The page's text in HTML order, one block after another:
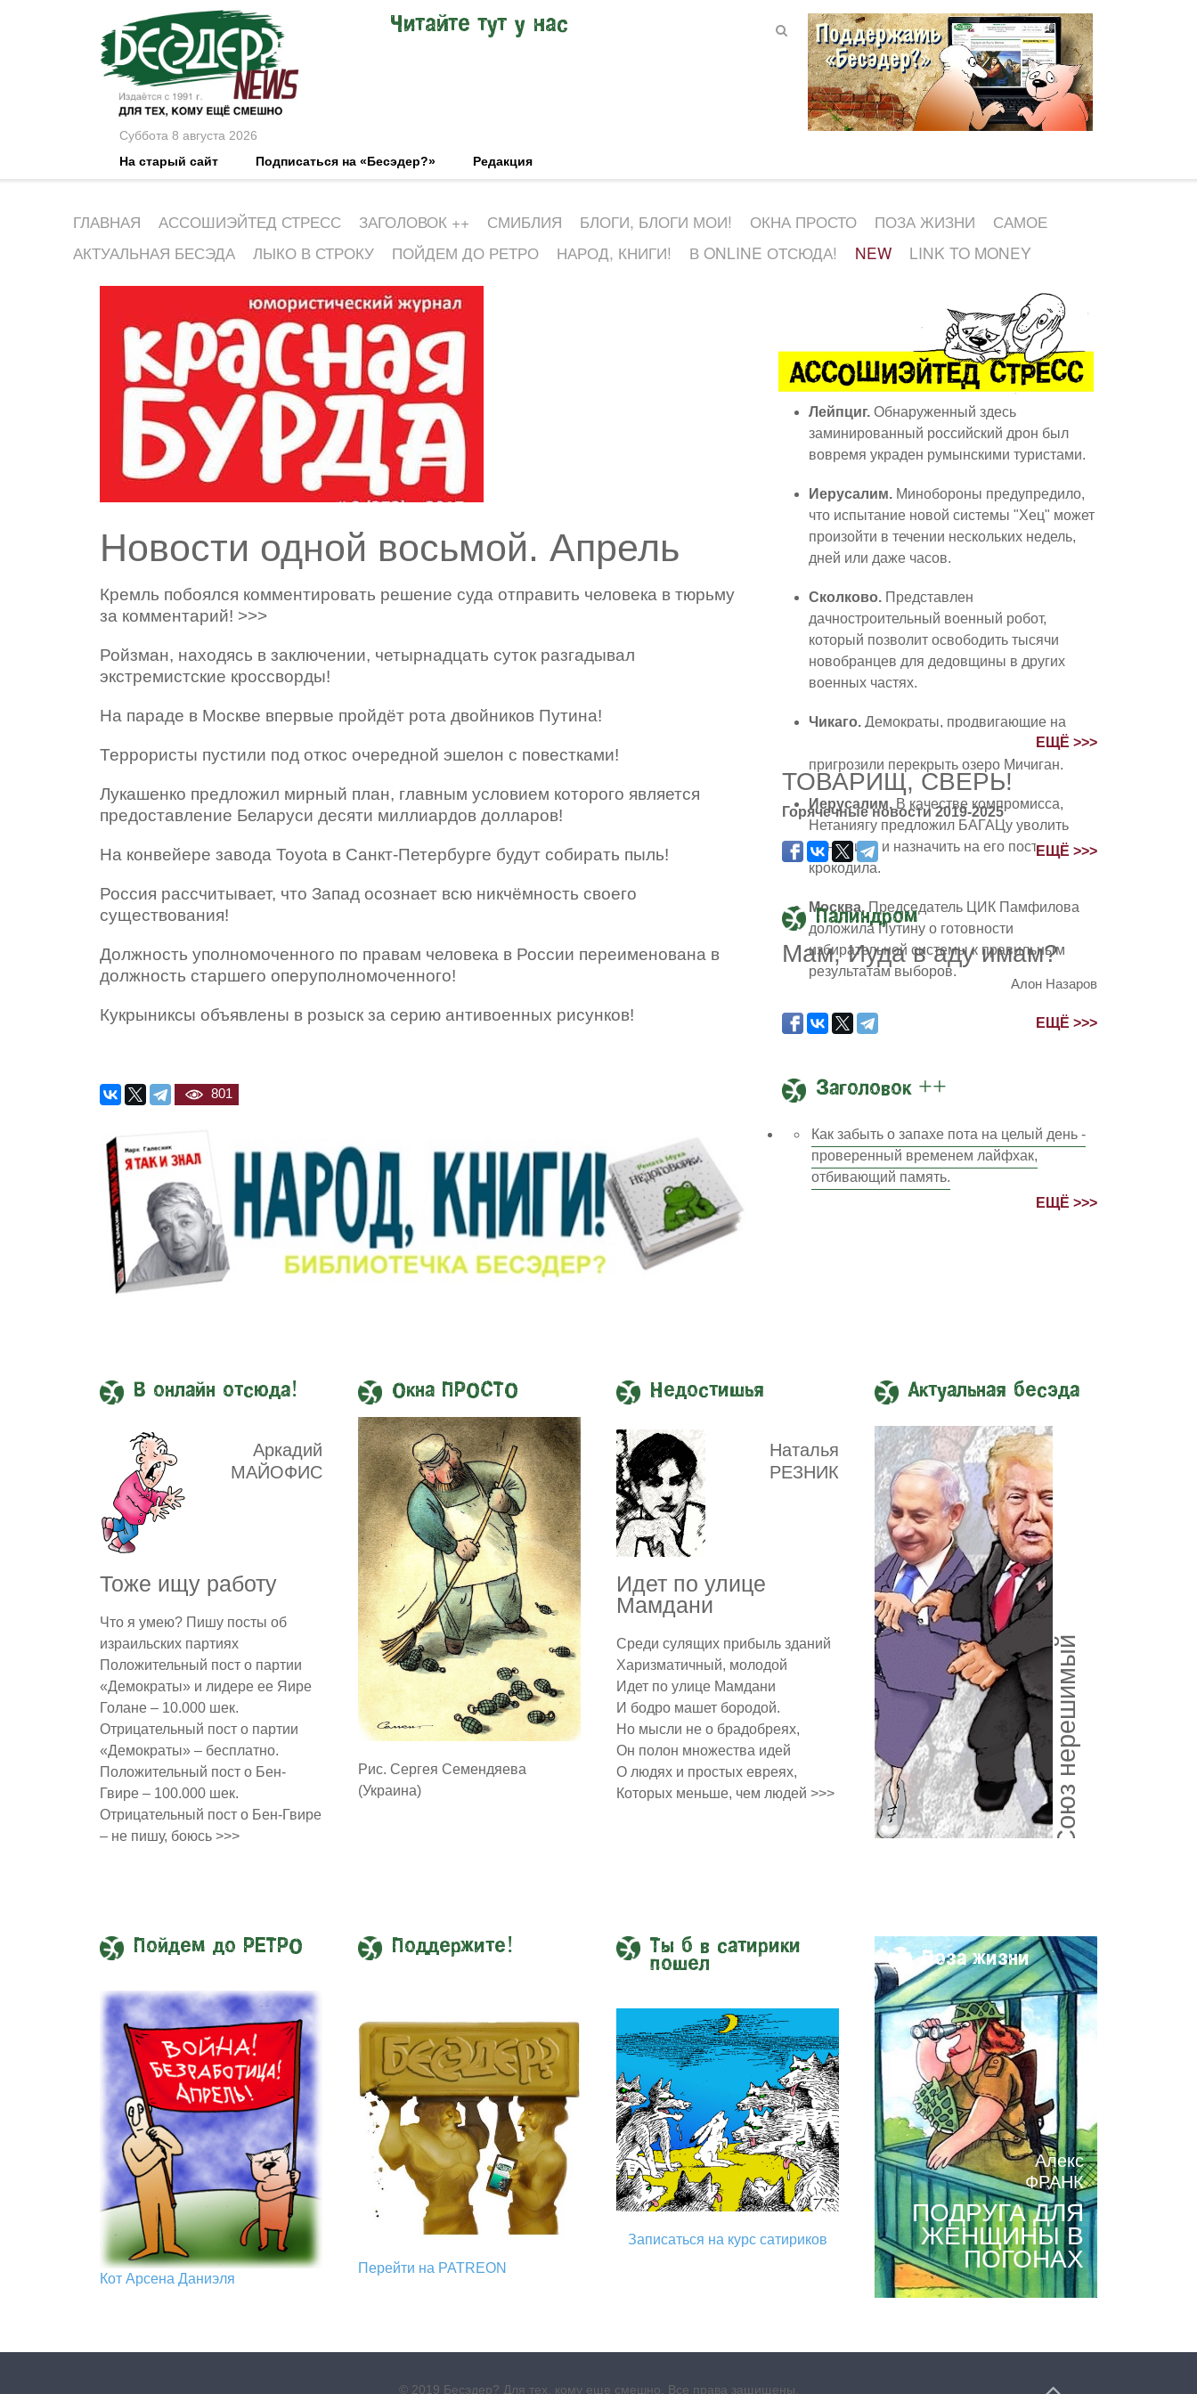
Суббота 8 августа 2026
Читайте тут у нас
На старый сайт Подписаться на «Бесэдер?» Редакция
ГЛАВНАЯ АССОШИЭЙТЕД СТРЕСС ЗАГОЛОВОК ++ СМИБЛИЯ БЛОГИ, БЛОГИ МОИ! ОКНА ПРОСТО ПОЗА ЖИЗНИ
САМОЕ
АКТУАЛЬНАЯ БЕСЭДА
ЛЫКО В СТРОКУ ПОЙДЕМ ДО РЕТРО НАРОД, КНИГИ! В ONLINE ОТСЮДА! NEW LINK TO MONEY
Новости одной восьмой. Апрель
Кремль побоялся комментировать решение суда отправить человека в тюрьму
за комментарий! >>>
Ройзман, находясь в заключении, четырнадцать суток разгадывал
экстремистские кроссворды!
На параде в Москве впервые пройдёт рота двойников Путина!
Террористы пустили под откос очередной эшелон с повестками!
Лукашенко предложил мирный план, главным условием которого является
предоставление Беларуси десяти миллиардов долларов!
На конвейере завода Toyota в Санкт-Петербурге будут собирать пыль!
Россия рассчитывает, что Запад осознает всю никчёмность своего
существования!
Должность уполномоченного по правам человека в России переименована в
должность старшего оперуполномоченного!
Кукрыниксы объявлены в розыск за серию антивоенных рисунков!
801
Лейпциг. Обнаруженный здесь
заминированный российский дрон был
вовремя украден румынскими туристами.
Иерусалим. Минобороны предупредило,
что испытание новой системы "Хец" может
произойти в течении нескольких недель,
дней или даже часов.
Сколково. Представлен
дачностроительный военный робот,
который позволит освободить тысячи
новобранцев для дедовщины в других
военных частях.
Чикаго. Демократы, продвигающие на
пост мэра антиизраильского кандидата,
пригрозили перекрыть озеро Мичиган.
Иерусалим. В качестве компромисса,
Нетаниягу предложил БАГАЦу уволить
Бен-Гвира и назначить на его пост
крокодила.
Москва. Председатель ЦИК Памфилова
доложила Путину о готовности
избирательной системы к правильным
результатам выборов.
ЕЩЁ >>>
ТОВАРИЩ, СВЕРЬ!
Горячечные новости 2019-2025
ЕЩЁ >>>
Палиндром
Мам, Иуда в аду имам?
Алон Назаров
ЕЩЁ >>>
Заголовок ++
Как забыть о запахе пота на целый день -
проверенный временем лайфхак,
отбивающий память.
ЕЩЁ >>>
В онлайн отсюда!
Аркадий
МАЙОФИС
Тоже ищу работу
Что я умею? Пишу посты об
израильских партиях
Положительный пост о партии
«Демократы» и лидере ее Яире
Голане – 10.000 шек.
Отрицательный пост о партии
«Демократы» – бесплатно.
Положительный пост о Бен-
Гвире – 100.000 шек.
Отрицательный пост о Бен-Гвире
– не пишу, боюсь >>>
Окна ПРОСТО
Рис. Сергея Семендяева
(Украина)
Недостишья
Наталья
РЕЗНИК
Идет по улице
Мамдани
Среди сулящих прибыль зданий
Харизматичный, молодой
Идет по улице Мамдани
И бодро машет бородой.
Но мысли не о брадобреях,
Он полон множества идей
О людях и простых евреях,
Которых меньше, чем людей >>>
Актуальная бесэда
Союз нерешимый
Пойдем до РЕТРО
Кот Арcена Даниэля
Поддержите!
Перейти на PATREON
Ты б в сатирики
пошел
Записаться на курс сатириков
Поза жизни
Алекс
ФРАНК
ПОДРУГА ДЛЯ
ЖЕНЩИНЫ В
ПОГОНАХ
© 2019 Бесэдер? Для тех, кому еще смешно. Все права защищены.